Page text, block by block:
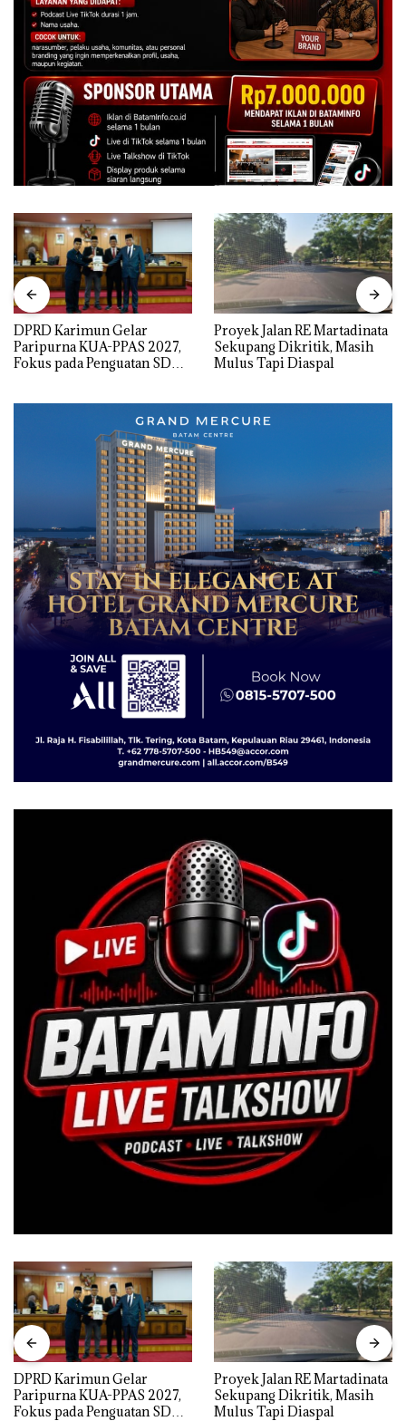
DPRD Karimun Gelar
Paripurna KUA-PPAS 2027,
Fokus pada Penguatan SDM,
Proyek Jalan RE Martadinata
Sekupang Dikritik, Masih
Mulus Tapi Diaspal
DPRD Karimun Gelar
Paripurna KUA-PPAS 2027,
Fokus pada Penguatan SDM,
Proyek Jalan RE Martadinata
Sekupang Dikritik, Masih
Mulus Tapi Diaspal